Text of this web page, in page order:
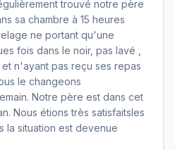
trouvé notre père
sa chambre à 15 heures
ne portant qu'une
fois dans le noir, pas lavé ,
n'ayant pas reçu ses repas
le changeons
Notre père est dans cet
Nous étions très satisfaitsles
la situation est devenue